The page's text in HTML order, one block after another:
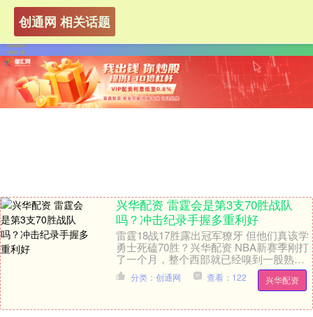
创通网 相关话题
兴华配资 雷霆会是第3支70胜战队
吗？冲击纪录手握多重利好
雷霆18战17胜露出冠军獠牙 但他们真该学
勇士死磕70胜？兴华配资 NBA新赛季刚打
了一个月，整个西部就已经嗅到一股熟悉
又绝望的气息。雷霆队又一次甩开所有对
手，....
兴华配资
分类：创通网 查看：122